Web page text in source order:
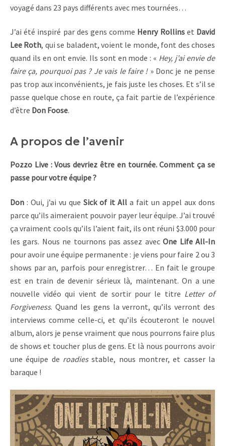
voyagé dans 23 pays différents avec mes tournées…
J’ai été inspiré par des gens comme Henry Rollinset David
Lee Roth, qui se baladent, voient le monde, font des choses
quand ils en ont envie. Ils sont en mode : « Hey, j’ai envie de
faire ça, pourquoi pas ? Je vais le faire !» Donc je ne pense
pas trop aux inconvénients, je fais juste les choses. Et s’il se
passe quelque chose en route, ça fait partie de l’expérience
d’être Don Foose.
A propos de l’avenir
Pozzo Live : Vous devriez être en tournée. Comment ça se
passe pour votre équipe ?
Don : Oui, j’ai vu que Sick of it All a fait un appel aux dons
parce qu’ils aimeraient pouvoir payer leur équipe. J’ai trouvé
ça vraiment cools qu’ils l’aient fait, ils ont réuni $3.000 pour
les gars. Nous ne tournons pas assez avecOne Life All-In
pour avoir une équipe permanente : je viens pour faire 2 ou 3
shows par an, parfois pour enregistrer… En fait le groupe
est en train de devenir sérieux là, maintenant. On a une
nouvelle vidéo qui vient de sortir pour le titre Letter of
Forgiveness. Quand les gens la verront, qu’ils verront des
interviews comme celle-ci, et qu’ils écouteront le nouvel
album, alors je pense vraiment que nous pourrons faire plus
de shows et toucher plus de gens. Et là nous pourrons avoir
une équipe de roadiesstable, nous montrer, et casser la
baraque !